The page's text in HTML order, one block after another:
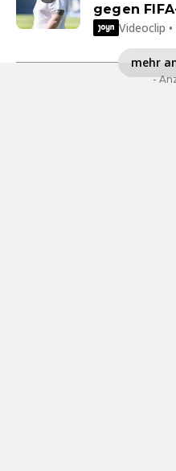
gegen
Videoclip
mehr
-